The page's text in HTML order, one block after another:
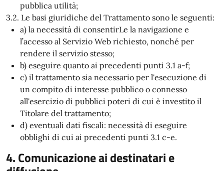
pubblica utilità;
3.2. Le basi giuridiche del Trattamento sono le seguenti:
a) la necessità di consentirLe la navigazione e
l’accesso al Servizio Web richiesto, nonché per
rendere il servizio stesso;
b) eseguire quanto ai precedenti punti 3.1 a-f;
c) il trattamento sia necessario per l'esecuzione di
un compito di interesse pubblico o connesso
all'esercizio di pubblici poteri di cui è investito il
Titolare del trattamento;
d) eventuali dati fiscali: necessità di eseguire
obblighi di cui ai precedenti punti 3.1 c-e.
4. Comunicazione ai destinatari e